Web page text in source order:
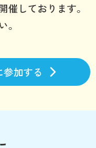
催しております。
。
加する